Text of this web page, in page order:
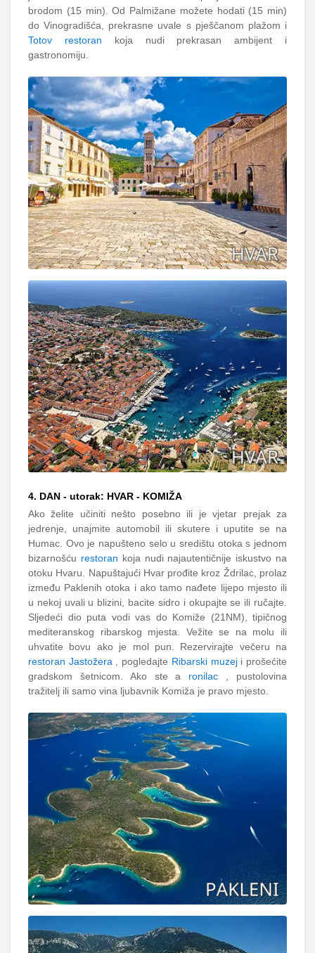
brodom (15 min). Od Palmižane možete hodati (15 min)
do Vinogradišća, prekrasne uvale s pješčanom plažom i
Totov restoran koja nudi prekrasan ambijent i
gastronomiju.
4. DAN - utorak: HVAR - KOMIŽA
Ako želite učiniti nešto posebno ili je vjetar prejak za
jedrenje, unajmite automobil ili skutere i uputite se na
Humac. Ovo je napušteno selo u središtu otoka s jednom
bizarnošću restoran koja nudi najautentičnije iskustvo na
otoku Hvaru. Napuštajući Hvar prođite kroz Ždrilac, prolaz
između Paklenih otoka i ako tamo nađete lijepo mjesto ili
u nekoj uvali u blizini, bacite sidro i okupajte se ili ručajte.
Sljedeći dio puta vodi vas do Komiže (21NM), tipičnog
mediteranskog ribarskog mjesta. Vežite se na molu ili
uhvatite bovu ako je mol pun. Rezervirajte večeru na
restoran Jastožera
, pogledajte Ribarski muzej i prošećite
gradskom šetnicom. Ako ste a ronilac
, pustolovina
tražitelj ili samo vina ljubavnik Komiža je pravo mjesto.